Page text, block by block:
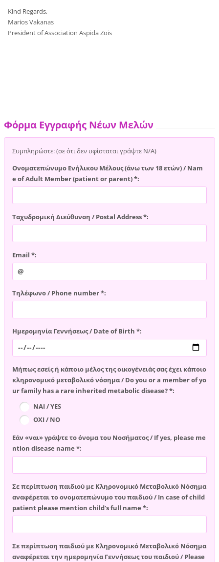
Kind Regards,
Marios Vakanas
President of Association Aspida Zois
Φόρμα Εγγραφής Νέων Μελών
Συμπληρώστε: (σε ότι δεν υφίσταται γράψτε Ν/Α)
Ονοματεπώνυμο Ενήλικου Μέλους (άνω των 18 ετών) / Nam
e of Adult Member (patient or parent) *:
Ταχυδρομική Διεύθυνση / Postal Address *:
Email *:
Τηλέφωνο / Phone number *:
Ημερομηνία Γεννήσεως / Date of Birth *:
Μήπως εσείς ή κάποιο μέλος της οικογένειάς σας έχει κάποιο
κληρονομικό μεταβολικό νόσημα / Do you or a member of yo
ur family has a rare inherited metabolic disease? *:
ΝΑΙ / YES
ΟΧΙ / NO
Εάν «ναι» γράψτε το όνομα του Νοσήματος / If yes, please me
ntion disease name *:
Σε περίπτωση παιδιού με Κληρονομικό Μεταβολικό Νόσημα
αναφέρεται το ονοματεπώνυμο του παιδιού / In case of child
patient please mention child's full name *:
Σε περίπτωση παιδιού με Κληρονομικό Μεταβολικό Νόσημα
αναφέρεται την ημερομηνία Γεννήσεως του παιδιού / Please